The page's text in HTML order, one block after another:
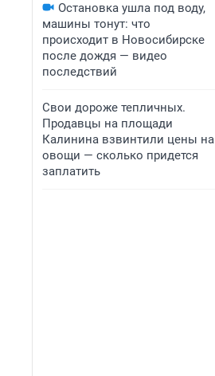
Остановка ушла под воду,
машины тонут: что
происходит в Новосибирске
после дождя — видео
последствий
Свои дороже тепличных.
Продавцы на площади
Калинина взвинтили цены на
овощи — сколько придется
заплатить